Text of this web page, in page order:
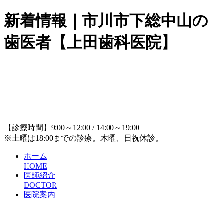
新着情報｜市川市下総中山の
歯医者【上田歯科医院】
【診療時間】9:00～12:00 / 14:00～19:00
※土曜は18:00までの診療。木曜、日祝休診。
ホーム
HOME
医師紹介
DOCTOR
医院案内